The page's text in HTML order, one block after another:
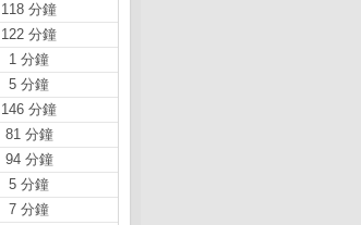
118 分鐘
122 分鐘
1 分鐘
5 分鐘
146 分鐘
81 分鐘
94 分鐘
5 分鐘
7 分鐘